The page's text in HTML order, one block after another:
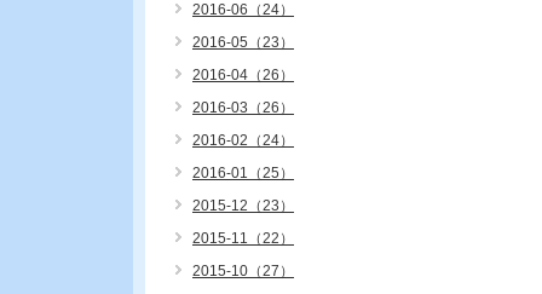
2016-06（24）
2016-05（23）
2016-04（26）
2016-03（26）
2016-02（24）
2016-01（25）
2015-12（23）
2015-11（22）
2015-10（27）